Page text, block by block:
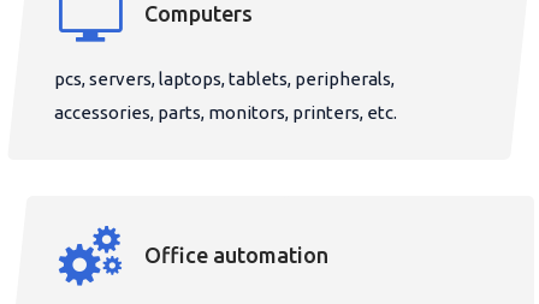
Computers
pcs, servers, laptops, tablets, peripherals,
accessories, parts, monitors, printers, etc.
Office automation